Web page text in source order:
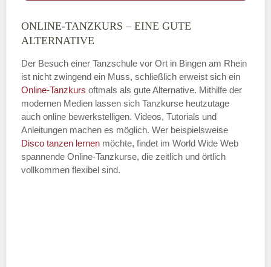
Name
E-Mail*
Name der Tanzschule
ONLINE-TANZKURS – EINE GUTE
ALTERNATIVE
Der Besuch einer Tanzschule vor Ort in Bingen am Rhein
ist nicht zwingend ein Muss, schließlich erweist sich ein
Online-Tanzkurs oftmals als gute Alternative. Mithilfe der
modernen Medien lassen sich Tanzkurse heutzutage
auch online bewerkstelligen. Videos, Tutorials und
Anleitungen machen es möglich. Wer beispielsweise
Disco tanzen lernen möchte, findet im World Wide Web
spannende Online-Tanzkurse, die zeitlich und örtlich
vollkommen flexibel sind.